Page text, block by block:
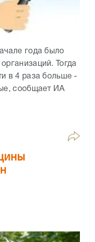
года было
Тогда
в 4 раза больше -
сообщает ИА